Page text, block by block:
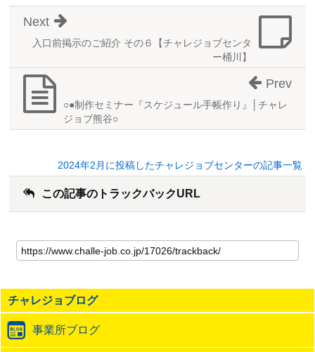
入口前掲示のご紹介 その６【チャレジョブセンタ
ー桶川】
Next
○●制作セミナー『スケジュール手帳作り』│チャレ
ジョブ熊谷○
Prev
2024年2月に投稿したチャレジョブセンターの記事一覧
この記事のトラックバックURL
の
記
の
ト
ッ
ク
チャレジョブログ
事業所ブログ